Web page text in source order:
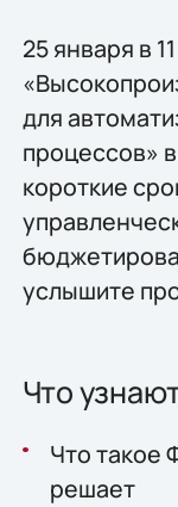
25 января в
для
процессов»
короткие
услышите
Что
Что такое
решает